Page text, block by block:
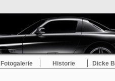
Fotogalerie Historie Dicke